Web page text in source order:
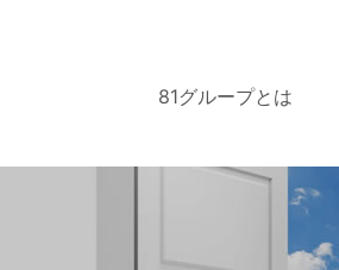
81グループとは